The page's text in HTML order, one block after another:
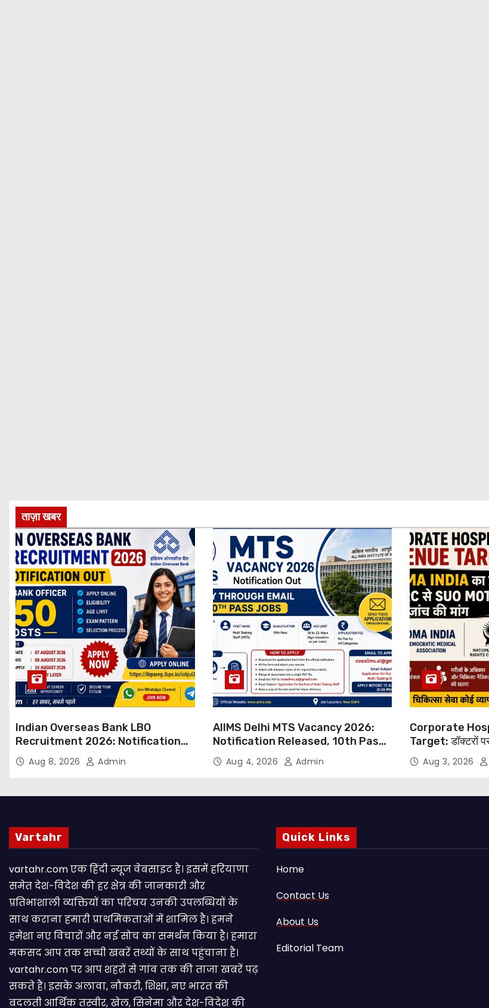
ताज़ा खबर
Indian Overseas Bank LBO
Recruitment 2026: Notification
Out for 250 Posts, Apply Online
Aug 8, 2026 Admin
AIIMS Delhi MTS Vacancy 2026:
Notification Released, 10th Pass
Candidates Can Apply Through
Email
Aug 4, 2026 Admin
Corporate
Target: डॉक्टरों
थोपने के खिलाफ
NHRC से Suo
Aug 3, 2026
Vartahr
vartahr.com एक हिंदी न्यूज वेबसाइट है। इसमें हरियाणा
समेत देश-विदेश की हर क्षेत्र की जानकारी और
प्रतिभाशाली व्यक्तियों का परिचय उनकी उपलब्धियों के
साथ कराना हमारी प्राथमिकताओं में शामिल है। हमने
हमेशा नए विचारों और नई सोच का समर्थन किया है। हमारा
मकसद आप तक सच्ची खबरें तथ्यों के साथ पहुंचाना है।
vartahr.com पर आप शहरों से गांव तक की ताजा खबरें पढ़
सकते हैं। इसके अलावा, नौकरी, शिक्षा, नए भारत की
बदलती आर्थिक तस्वीर, खेल, सिनेमा और देश-विदेश की
Quick Links
Home
Contact Us
About Us
Editorial Team